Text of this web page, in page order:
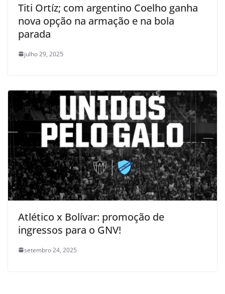
Titi Ortíz; com argentino Coelho ganha
nova opção na armação e na bola
parada
julho 29, 2025
Atlético x Bolívar: promoção de
ingressos para o GNV!
setembro 24, 2025